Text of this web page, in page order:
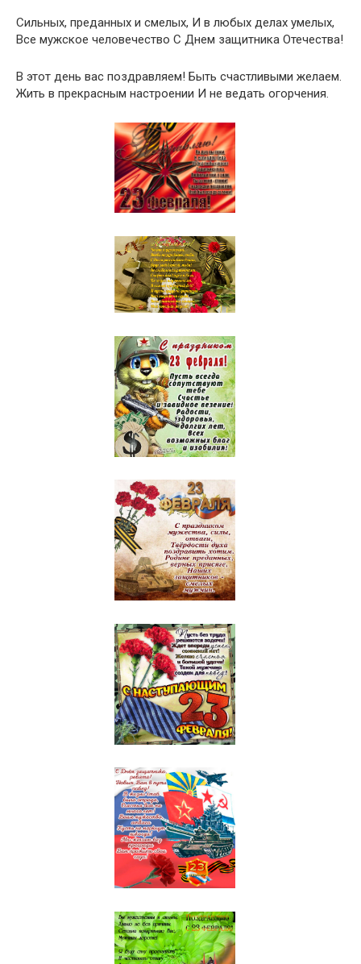
Сильных, преданных и смелых, И в любых делах умелых,
Все мужское человечество С Днем защитника Отечества!
В этот день вас поздравляем! Быть счастливыми желаем.
Жить в прекрасным настроении И не ведать огорчения.